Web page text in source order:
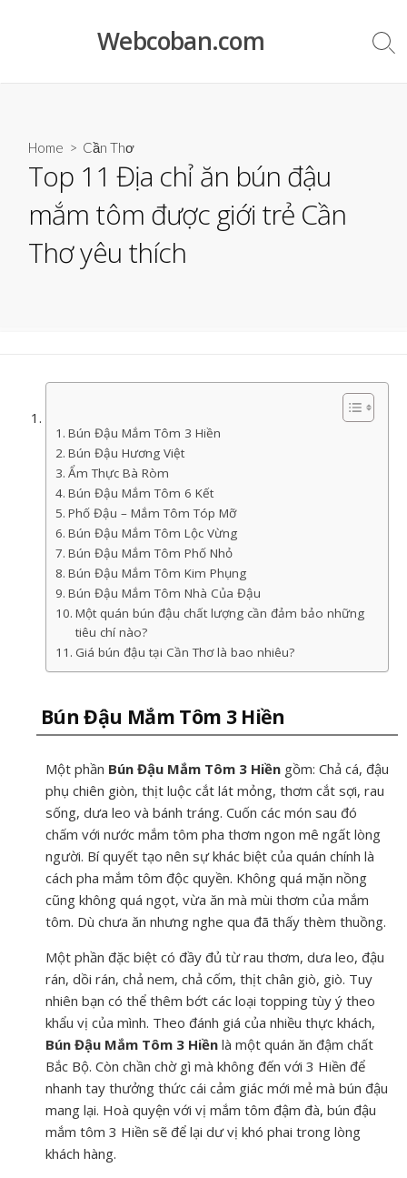
Webcoban.com
Home > Cần Thơ
Top 11 Địa chỉ ăn bún đậu
mắm tôm được giới trẻ Cần
Thơ yêu thích
Bún Đậu Mắm Tôm 3 Hiền
Bún Đậu Hương Việt
Ẩm Thực Bà Ròm
Bún Đậu Mắm Tôm 6 Kết
Phố Đậu – Mắm Tôm Tóp Mỡ
Bún Đậu Mắm Tôm Lộc Vừng
Bún Đậu Mắm Tôm Phố Nhỏ
Bún Đậu Mắm Tôm Kim Phụng
Bún Đậu Mắm Tôm Nhà Của Đậu
Một quán bún đậu chất lượng cần đảm bảo những
tiêu chí nào?
Giá bún đậu tại Cần Thơ là bao nhiêu?
Bún Đậu Mắm Tôm 3 Hiền
Một phần Bún Đậu Mắm Tôm 3 Hiền gồm: Chả cá, đậu
phụ chiên giòn, thịt luộc cắt lát mỏng, thơm cắt sợi, rau
sống, dưa leo và bánh tráng. Cuốn các món sau đó
chấm với nước mắm tôm pha thơm ngon mê ngất lòng
người. Bí quyết tạo nên sự khác biệt của quán chính là
cách pha mắm tôm độc quyền. Không quá mặn nồng
cũng không quá ngọt, vừa ăn mà mùi thơm của mắm
tôm. Dù chưa ăn nhưng nghe qua đã thấy thèm thuồng.
Một phần đặc biệt có đầy đủ từ rau thơm, dưa leo, đậu
rán, dồi rán, chả nem, chả cốm, thịt chân giò, giò. Tuy
nhiên bạn có thể thêm bớt các loại topping tùy ý theo
khẩu vị của mình. Theo đánh giá của nhiều thực khách,
Bún Đậu Mắm Tôm 3 Hiền là một quán ăn đậm chất
Bắc Bộ. Còn chần chờ gì mà không đến với 3 Hiền để
nhanh tay thưởng thức cái cảm giác mới mẻ mà bún đậu
mang lại. Hoà quyện với vị mắm tôm đậm đà, bún đậu
mắm tôm 3 Hiền sẽ để lại dư vị khó phai trong lòng
khách hàng.